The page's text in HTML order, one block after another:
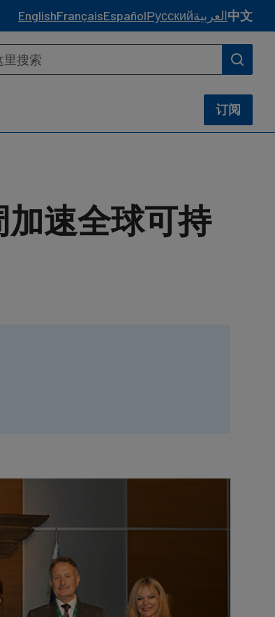
EnglishFrançaisEspañolРусскийالعربية中文
订阅
速全球可持